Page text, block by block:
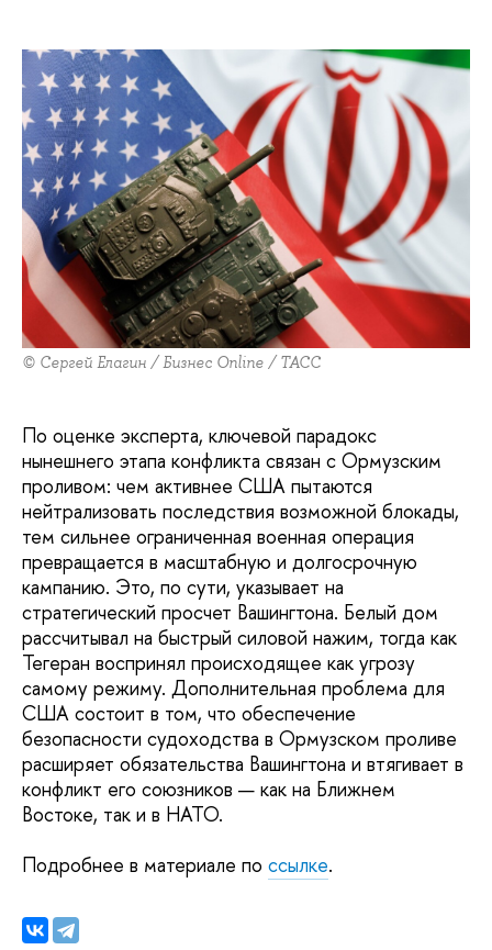
© Сергей Елагин / Бизнес Online / ТАСС
По оценке эксперта, ключевой парадокс
нынешнего этапа конфликта связан с Ормузским
проливом: чем активнее США пытаются
нейтрализовать последствия возможной блокады,
тем сильнее ограниченная военная операция
превращается в масштабную и долгосрочную
кампанию. Это, по сути, указывает на
стратегический просчет Вашингтона. Белый дом
рассчитывал на быстрый силовой нажим, тогда как
Тегеран воспринял происходящее как угрозу
самому режиму. Дополнительная проблема для
США состоит в том, что обеспечение
безопасности судоходства в Ормузском проливе
расширяет обязательства Вашингтона и втягивает в
конфликт его союзников — как на Ближнем
Востоке, так и в НАТО.
Подробнее в материале по ссылке.